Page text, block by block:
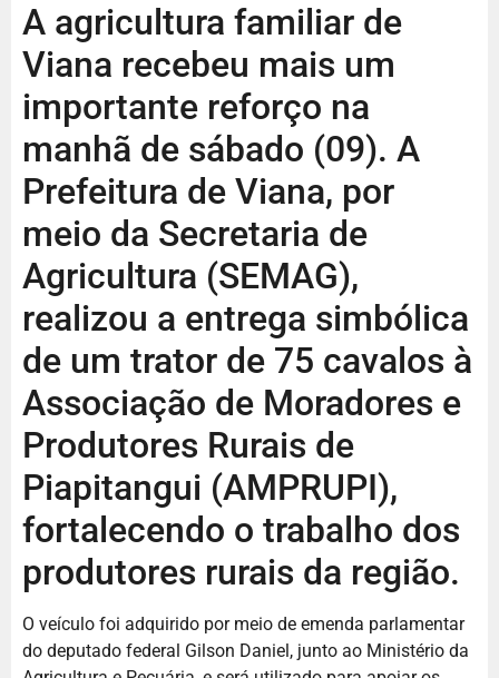
A agricultura familiar de
Viana recebeu mais um
importante reforço na
manhã de sábado (09). A
Prefeitura de Viana, por
meio da Secretaria de
Agricultura (SEMAG),
realizou a entrega simbólica
de um trator de 75 cavalos à
Associação de Moradores e
Produtores Rurais de
Piapitangui (AMPRUPI),
fortalecendo o trabalho dos
produtores rurais da região.
O veículo foi adquirido por meio de emenda parlamentar
do deputado federal Gilson Daniel, junto ao Ministério da